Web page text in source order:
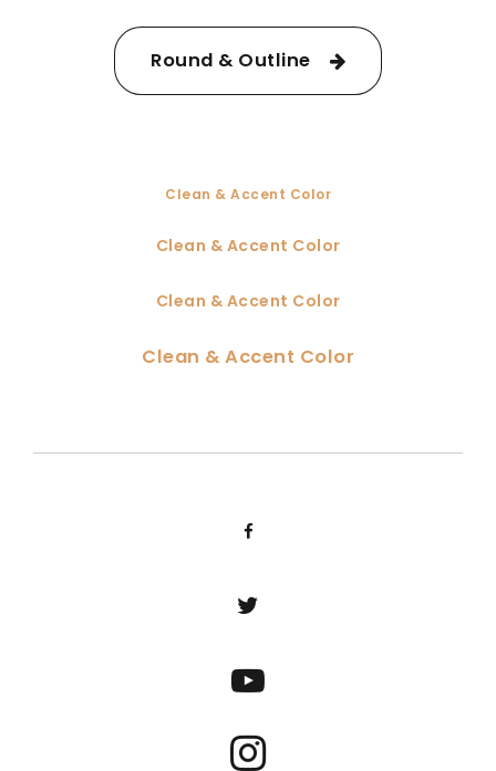
Round & Outline
Clean & Accent Color
Clean & Accent Color
Clean & Accent Color
Clean & Accent Color